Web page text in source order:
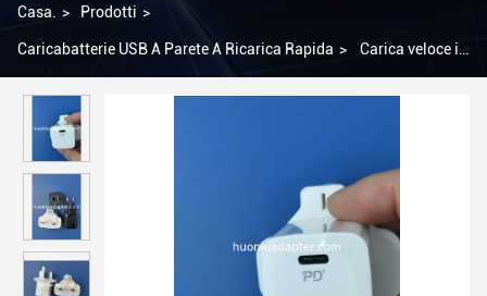
Casa. > Prodotti >
Caricabatterie USB A Parete A Ricarica Rapida > Carica veloce in
240V